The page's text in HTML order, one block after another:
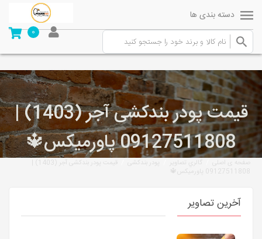
دسته بندی ها
0
قیمت پودر بندکشی آجر (1403) |
09127511808 پاورمیکس🔱
صفحه ی اصلی گالري تصاوير پودر بندکشی
قیمت پودر بندکشی آجر (1403) |
09127511808 پاورمیکس🔱
آخرین تصاویر